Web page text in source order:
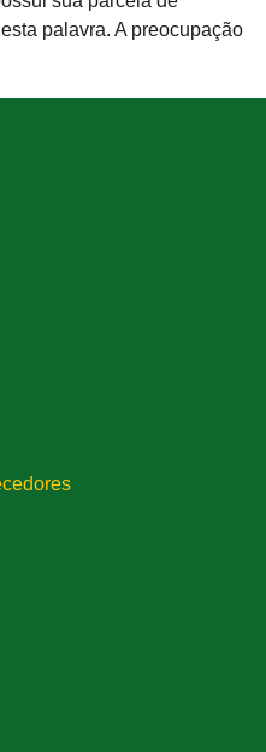
palavra. A preocupação